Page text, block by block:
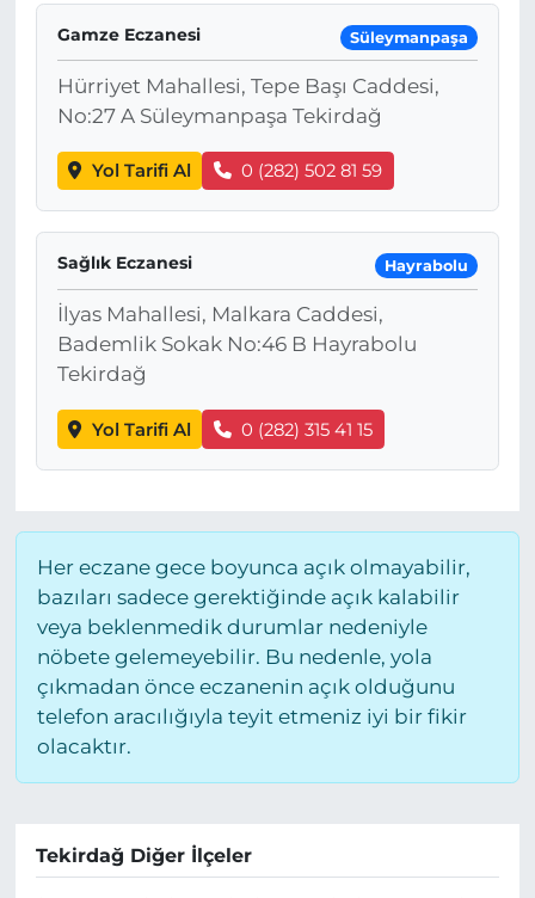
Gamze Eczanesi Süleymanpaşa
Hürriyet Mahallesi, Tepe Başı Caddesi,
No:27 A Süleymanpaşa Tekirdağ
Yol Tarifi Al 0 (282) 502 81 59
Sağlık Eczanesi Hayrabolu
İlyas Mahallesi, Malkara Caddesi,
Bademlik Sokak No:46 B Hayrabolu
Tekirdağ
Yol Tarifi Al 0 (282) 315 41 15
Her eczane gece boyunca açık olmayabilir,
bazıları sadece gerektiğinde açık kalabilir
veya beklenmedik durumlar nedeniyle
nöbete gelemeyebilir. Bu nedenle, yola
çıkmadan önce eczanenin açık olduğunu
telefon aracılığıyla teyit etmeniz iyi bir fikir
olacaktır.
Tekirdağ Diğer İlçeler